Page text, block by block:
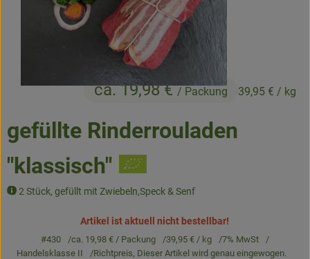
Backwaren
Gutscheine & Geschenkideen
Newsletter
gefüllte Rinderrouladen
"klassisch"
2 Stück, gefüllt mit Zwiebeln,Speck & Senf
ca. 19,98 €/ Packung 39,95 € / kg
Artikel ist aktuell nicht bestellbar!
#430 ca. 19,98 € / Packung 39,95 € / kg
7% MwSt
Handelsklasse II
Richtpreis, Dieser Artikel wird genau eingewogen.